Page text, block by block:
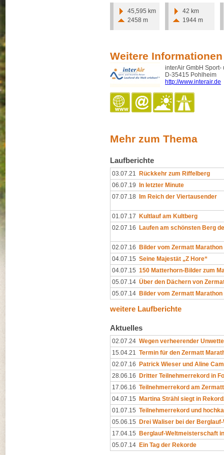
45,595 km
2458 m
42 km
1944 m
Weitere Informationen
interAir GmbH
D-35415 Pohlheim
http://www.interair.de
Mehr zum Thema
Laufberichte
03.07.21
Rückkehr zum Riffelberg
06.07.19 In letzter Minute
07.07.18 Im Reich der Viertausender
01.07.17 Kultlauf am Kultberg
02.07.16 Laufen am schönsten Berg
02.07.16 Bilder vom Zermatt Marathon
04.07.15 Seine Majestät „Z Hore“
04.07.15 150 Matterhorn-Bilder zum
05.07.14 Über den Dächern von
05.07.14 Bilder vom Zermatt Marathon
weitere Laufberichte
Aktuelles
02.07.24 Wegen verheerender
15.04.21
Termin für den Zermatt
02.07.16 Patrick Wieser und Aline
28.06.16 Dritter Teilnehmerrekord in
17.06.16 Teilnehmerrekord am
04.07.15 Martina Strähl siegt in
01.07.15 Teilnehmerrekord und
05.06.15 Drei Waliser bei der Berglauf-
17.04.15 Berglauf-Weltmeisterschaft
05.07.14 Ein Tag der Rekorde